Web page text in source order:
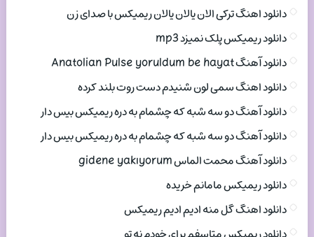
دانلود اهنگ ترکی الان یالان یالان ریمیکس با صدای زن
دانلود ریمیکس پلک نمیزد mp3
دانلود آهنگ Anatolian Pulse yoruldum be hayat
دانلود اهنگ سمی لون شنیدم دست روت بلند کرده
دانلود آهنگ دو سه شبه که چشمام به دره ریمیکس بیس دار
دانلود آهنگ دو سه شبه که چشمام به دره ریمیکس بیس دار
دانلود آهنگ محمت الماس gidene yakıyorum
دانلود ریمیکس مامانم خریده
دانلود اهنگ گل منه ادیم ادیم ریمیکس